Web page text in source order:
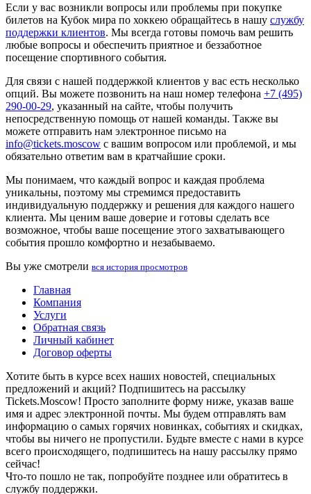
Если у вас возникли вопросы или проблемы при покупке
билетов на Кубок мира по хоккею обращайтесь в нашу службу
поддержки клиентов. Мы всегда готовы помочь вам решить
любые вопросы и обеспечить приятное и беззаботное
посещение спортивного события.
Для связи с нашей поддержкой клиентов у вас есть несколько
опций. Вы можете позвонить на наш номер телефона +7 (495)
290-00-29, указанный на сайте, чтобы получить
непосредственную помощь от нашей команды. Также вы
можете отправить нам электронное письмо на
info@tickets.moscow с вашим вопросом или проблемой, и мы
обязательно ответим вам в кратчайшие сроки.
Мы понимаем, что каждый вопрос и каждая проблема
уникальны, поэтому мы стремимся предоставить
индивидуальную поддержку и решения для каждого нашего
клиента. Мы ценим ваше доверие и готовы сделать все
возможное, чтобы ваше посещение этого захватывающего
события прошло комфортно и незабываемо.
Вы уже смотрели вся история просмотров
Главная
Компания
Услуги
Обратная связь
Личный кабинет
Договор оферты
Хотите быть в курсе всех наших новостей, специальных
предложений и акций? Подпишитесь на рассылку
Tickets.Moscow! Просто заполните форму ниже, указав ваше
имя и адрес электронной почты. Мы будем отправлять вам
информацию о самых горячих новинках, событиях и скидках,
чтобы вы ничего не пропустили. Будьте вместе с нами в курсе
всего происходящего, подпишитесь на нашу рассылку прямо
сейчас!
Что-то пошло не так, попробуйте позднее или обратитесь в
службу поддержки.